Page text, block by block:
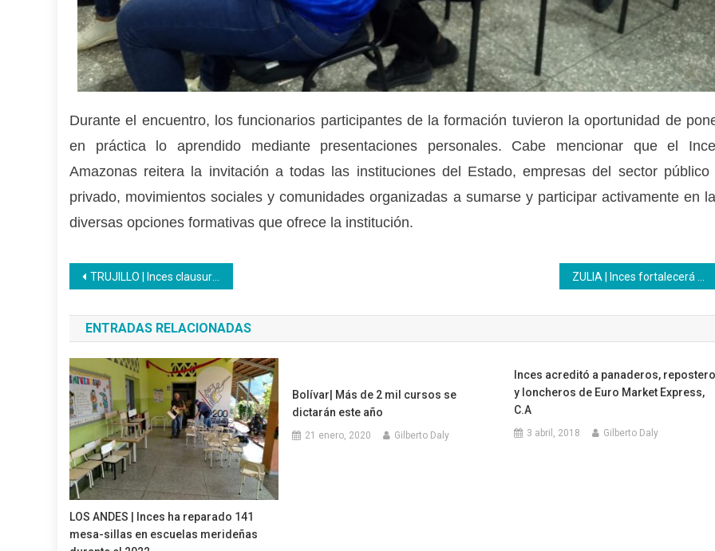
Durante el encuentro, los funcionarios participantes de la formación tuvieron la oportunidad de
en práctica lo aprendido mediante presentaciones personales. Cabe mencionar que el
Amazonas reitera la invitación a todas las instituciones del Estado, empresas del sector público
privado, movimientos sociales y comunidades organizadas a sumarse y participar activamente en
diversas opciones formativas que ofrece la institución.
Navegación
de
entradas
TRUJILLO | Inces clausuró formación en herramientas digitales en Cantv Valera
ENTRADAS RELACIONADAS
LOS ANDES | Inces ha reparado 141
mesa-sillas en escuelas merideñas
Bolívar| Más de 2 mil cursos se
dictarán este año
21 enero, 2020 Gilberto Daly
Inces acreditó a panaderos,
y loncheros de Euro Market Express,
C.A
3 abril, 2018 Gilberto Daly